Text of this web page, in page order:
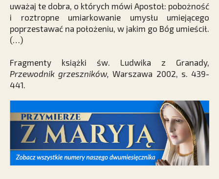
uważaj te dobra, o których mówi Apostoł: pobożność
i roztropne umiarkowanie umysłu umiejącego
poprze­stawać na położeniu, w jakim go Bóg umieścił.
(…)
Fragmenty książki św. Ludwika z Granady,
Przewodnik grzeszników,Warszawa 2002, s. 439-
441.